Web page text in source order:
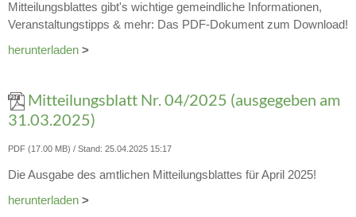
Mitteilungsblattes gibt's wichtige gemeindliche Informationen,
Veranstaltungstipps & mehr: Das PDF-Dokument zum Download!
herunterladen >
Mitteilungsblatt Nr. 04/2025 (ausgegeben am
31.03.2025)
PDF (17.00 MB) Stand: 25.04.2025 15:17
Die Ausgabe des amtlichen Mitteilungsblattes für April 2025!
herunterladen >